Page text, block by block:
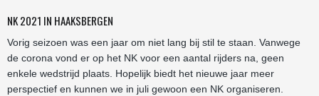
NK 2021 IN HAAKSBERGEN
Vorig seizoen was een jaar om niet lang bij stil te staan. Vanwege
de corona vond er op het NK voor een aantal rijders na, geen
enkele wedstrijd plaats. Hopelijk biedt het nieuwe jaar meer
perspectief en kunnen we in juli gewoon een NK organiseren.